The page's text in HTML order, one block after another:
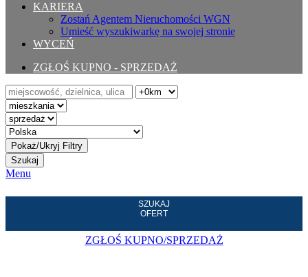
KARIERA
Zostań Agentem Nieruchomości WGN
Umieść wyszukiwarkę na swojej stronie
WYCEŃ
ZGŁOŚ KUPNO - SPRZEDAŻ
Szukaj
Menu
SZUKAJ
OFERT
ZGŁOŚ KUPNO/SPRZEDAŻ